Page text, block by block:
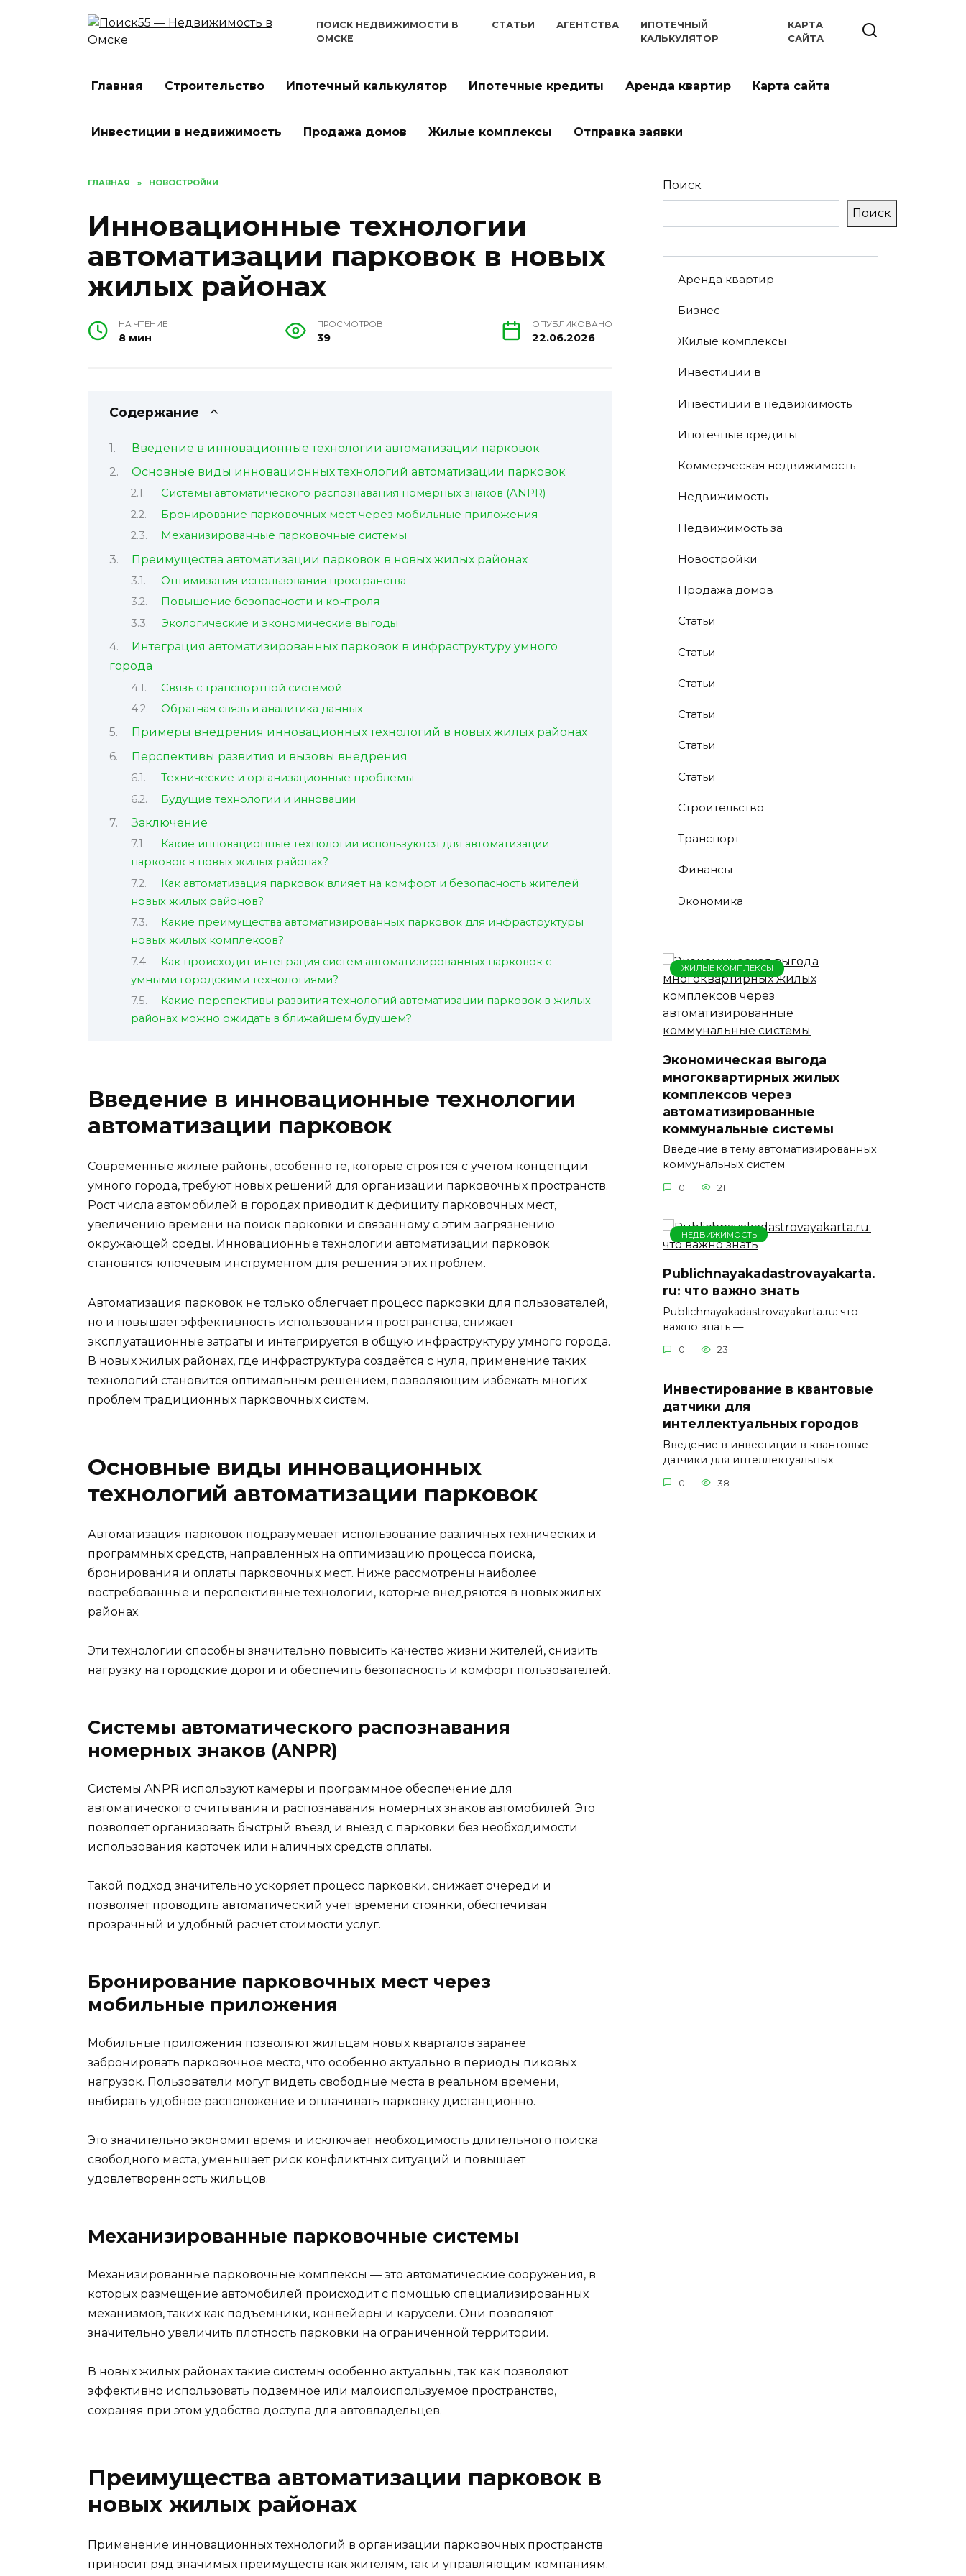
ПОИСК НЕДВИЖИМОСТИ В
ОМСКЕ
СТАТЬИ АГЕНТСТВА
ИПОТЕЧНЫЙ
КАЛЬКУЛЯТОР
КАРТА
САЙТА
Главная Строительство Ипотечный калькулятор Ипотечные кредиты Аренда квартир Карта сайта
Инвестиции в недвижимость Продажа домов Жилые комплексы Отправка заявки
ГЛАВНАЯ » НОВОСТРОЙКИ
Инновационные технологии
автоматизации парковок в новых
жилых районах
НА ЧТЕНИЕ
8 мин
ПРОСМОТРОВ
39
ОПУБЛИКОВАНО
22.06.2026
Содержание
Введение в инновационные технологии автоматизации парковок
Основные виды инновационных технологий автоматизации парковок
Системы автоматического распознавания номерных знаков (ANPR)
Бронирование парковочных мест через мобильные приложения
Механизированные парковочные системы
Преимущества автоматизации парковок в новых жилых районах
Оптимизация использования пространства
Повышение безопасности и контроля
Экологические и экономические выгоды
Интеграция автоматизированных парковок в инфраструктуру умного
города
Связь с транспортной системой
Обратная связь и аналитика данных
Примеры внедрения инновационных технологий в новых жилых районах
Перспективы развития и вызовы внедрения
Технические и организационные проблемы
Будущие технологии и инновации
Заключение
Какие инновационные технологии используются для автоматизации
парковок в новых жилых районах?
Как автоматизация парковок влияет на комфорт и безопасность жителей
новых жилых районов?
Какие преимущества автоматизированных парковок для инфраструктуры
новых жилых комплексов?
Как происходит интеграция систем автоматизированных парковок с
умными городскими технологиями?
Какие перспективы развития технологий автоматизации парковок в жилых
районах можно ожидать в ближайшем будущем?
Введение в инновационные технологии
автоматизации парковок
Современные жилые районы, особенно те, которые строятся с учетом концепции
умного города, требуют новых решений для организации парковочных пространств.
Рост числа автомобилей в городах приводит к дефициту парковочных мест,
увеличению времени на поиск парковки и связанному с этим загрязнению
окружающей среды. Инновационные технологии автоматизации парковок
становятся ключевым инструментом для решения этих проблем.
Автоматизация парковок не только облегчает процесс парковки для пользователей,
но и повышает эффективность использования пространства, снижает
эксплуатационные затраты и интегрируется в общую инфраструктуру умного города.
В новых жилых районах, где инфраструктура создаётся с нуля, применение таких
технологий становится оптимальным решением, позволяющим избежать многих
проблем традиционных парковочных систем.
Основные виды инновационных
технологий автоматизации парковок
Автоматизация парковок подразумевает использование различных технических и
программных средств, направленных на оптимизацию процесса поиска,
бронирования и оплаты парковочных мест. Ниже рассмотрены наиболее
востребованные и перспективные технологии, которые внедряются в новых жилых
районах.
Эти технологии способны значительно повысить качество жизни жителей, снизить
нагрузку на городские дороги и обеспечить безопасность и комфорт пользователей.
Системы автоматического распознавания
номерных знаков (ANPR)
Системы ANPR используют камеры и программное обеспечение для
автоматического считывания и распознавания номерных знаков автомобилей. Это
позволяет организовать быстрый въезд и выезд с парковки без необходимости
использования карточек или наличных средств оплаты.
Такой подход значительно ускоряет процесс парковки, снижает очереди и
позволяет проводить автоматический учет времени стоянки, обеспечивая
прозрачный и удобный расчет стоимости услуг.
Бронирование парковочных мест через
мобильные приложения
Мобильные приложения позволяют жильцам новых кварталов заранее
забронировать парковочное место, что особенно актуально в периоды пиковых
нагрузок. Пользователи могут видеть свободные места в реальном времени,
выбирать удобное расположение и оплачивать парковку дистанционно.
Это значительно экономит время и исключает необходимость длительного поиска
свободного места, уменьшает риск конфликтных ситуаций и повышает
удовлетворенность жильцов.
Механизированные парковочные системы
Механизированные парковочные комплексы — это автоматические сооружения, в
которых размещение автомобилей происходит с помощью специализированных
механизмов, таких как подъемники, конвейеры и карусели. Они позволяют
значительно увеличить плотность парковки на ограниченной территории.
В новых жилых районах такие системы особенно актуальны, так как позволяют
эффективно использовать подземное или малоиспользуемое пространство,
сохраняя при этом удобство доступа для автовладельцев.
Преимущества автоматизации парковок в
новых жилых районах
Применение инновационных технологий в организации парковочных пространств
приносит ряд значимых преимуществ как жителям, так и управляющим компаниям.
Поиск
Поиск
Аренда квартир
Бизнес
Жилые комплексы
Инвестиции в
Инвестиции в недвижимость
Ипотечные кредиты
Коммерческая недвижимость
Недвижимость
Недвижимость за
Новостройки
Продажа домов
Статьи
Статьи
Статьи
Статьи
Статьи
Статьи
Строительство
Транспорт
Финансы
Экономика
ЖИЛЫЕ КОМПЛЕКСЫ
Экономическая выгода
многоквартирных жилых
комплексов через
автоматизированные
коммунальные системы
Введение в тему автоматизированных
коммунальных систем
0 21
НЕДВИЖИМОСТЬ
Publichnayakadastrovayakarta.
ru: что важно знать
Publichnayakadastrovayakarta.ru: что
важно знать —
0 23
Инвестирование в квантовые
датчики для
интеллектуальных городов
Введение в инвестиции в квантовые
датчики для интеллектуальных
0 38